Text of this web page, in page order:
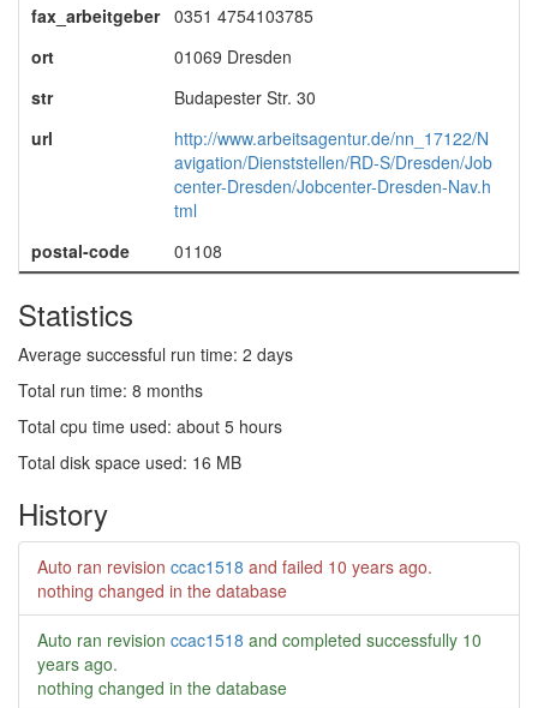
fax_arbeitgeber
0351 4754103785
ort
01069 Dresden
str
Budapester Str. 30
url
http://www.arbeitsagentur.de/nn_17122/N
avigation/Dienststellen/RD-S/Dresden/Job
center-Dresden/Jobcenter-Dresden-Nav.h
tml
postal-code
01108
Statistics
Average successful run time: 2 days
Total run time: 8 months
Total cpu time used: about 5 hours
Total disk space used: 16 MB
History
Auto ran revision ccac1518 and failed 10 years ago.
nothing changed in the database
Auto ran revision ccac1518 and completed successfully 10
years ago.
nothing changed in the database